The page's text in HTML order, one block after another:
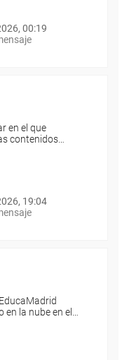
00:19
en el que
contenidos…
19:04
la nube en el…